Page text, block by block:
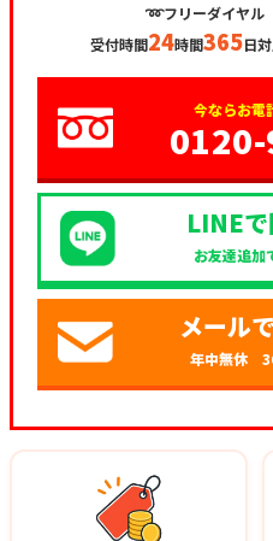
➿フリーダイヤル
受付時間24時間365日
今ならお電
LINE
お友達追加
メール
年中無休